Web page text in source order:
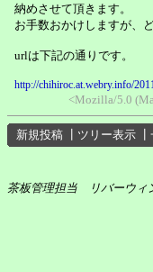
納めさせて頂きます。
お手数おかけしますが、
urlは下記の通りです。
http://chihiroc.at.webry.info/
<Mozilla/5.0
新規投稿 ツリー表示
茶板管理担当 リバーウィ